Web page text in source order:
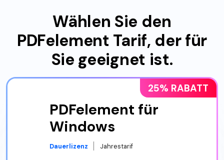
Wählen Sie den
PDFelement Tarif, der für
Sie geeignet ist.
25% RABATT
PDFelement für
Windows
Dauerlizenz Jahrestarif